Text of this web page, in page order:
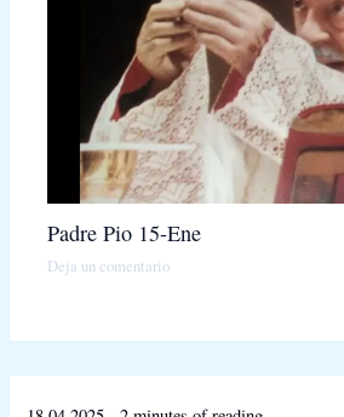
Padre Pio 15-Ene
Deja un comentario